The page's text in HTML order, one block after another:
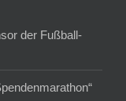
der Fußball-